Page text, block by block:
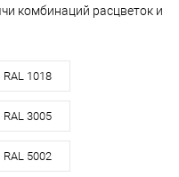
комбинаций расцветок и
RAL 1018
RAL 3005
RAL 5002